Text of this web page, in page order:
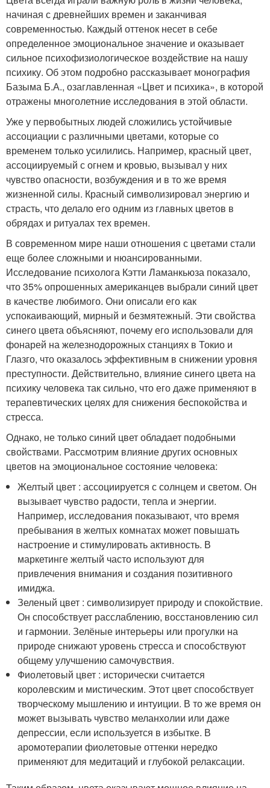
начиная с древнейших времен и заканчивая
современностью. Каждый оттенок несет в себе
определенное эмоциональное значение и оказывает
сильное психофизиологическое воздействие на нашу
психику. Об этом подробно рассказывает монография
Базыма Б.А., озаглавленная «Цвет и психика», в которой
отражены многолетние исследования в этой области.
Уже у первобытных людей сложились устойчивые
ассоциации с различными цветами, которые со
временем только усилились. Например, красный цвет,
ассоциируемый с огнем и кровью, вызывал у них
чувство опасности, возбуждения и в то же время
жизненной силы. Красный символизировал энергию и
страсть, что делало его одним из главных цветов в
обрядах и ритуалах тех времен.
В современном мире наши отношения с цветами стали
еще более сложными и нюансированными.
Исследование психолога Кэтти Ламанкьюза показало,
что 35% опрошенных американцев выбрали синий цвет
в качестве любимого. Они описали его как
успокаивающий, мирный и безмятежный. Эти свойства
синего цвета объясняют, почему его использовали для
фонарей на железнодорожных станциях в Токио и
Глазго, что оказалось эффективным в снижении уровня
преступности. Действительно, влияние синего цвета на
психику человека так сильно, что его даже применяют в
терапевтических целях для снижения беспокойства и
стресса.
Однако, не только синий цвет обладает подобными
свойствами. Рассмотрим влияние других основных
цветов на эмоциональное состояние человека:
Желтый цвет : ассоциируется с солнцем и светом. Он
вызывает чувство радости, тепла и энергии.
Например, исследования показывают, что время
пребывания в желтых комнатах может повышать
настроение и стимулировать активность. В
маркетинге желтый часто используют для
привлечения внимания и создания позитивного
имиджа.
Зеленый цвет : символизирует природу и спокойствие.
Он способствует расслаблению, восстановлению сил
и гармонии. Зелёные интерьеры или прогулки на
природе снижают уровень стресса и способствуют
общему улучшению самочувствия.
Фиолетовый цвет : исторически считается
королевским и мистическим. Этот цвет способствует
творческому мышлению и интуиции. В то же время он
может вызывать чувство меланхолии или даже
депрессии, если используется в избытке. В
аромотерапии фиолетовые оттенки нередко
применяют для медитаций и глубокой релаксации.